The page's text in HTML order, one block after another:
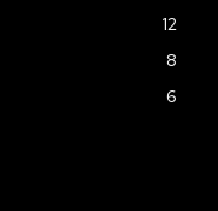
12
8
6